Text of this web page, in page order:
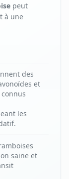
peut
à une
des
et
les
saine et